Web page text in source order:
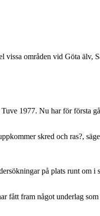
vissa områden vid Göta älv,
1977. Nu har för första
skred och ras?,
på plats runt om
fram något underlag